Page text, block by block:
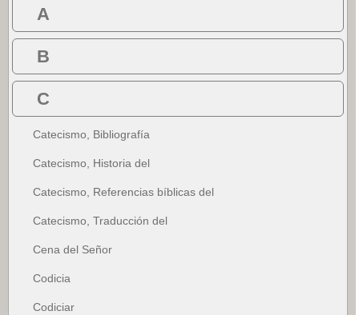
A
B
C
Catecismo, Bibliografía
Catecismo, Historia del
Catecismo, Referencias bíblicas del
Catecismo, Traducción del
Cena del Señor
Codicia
Codiciar